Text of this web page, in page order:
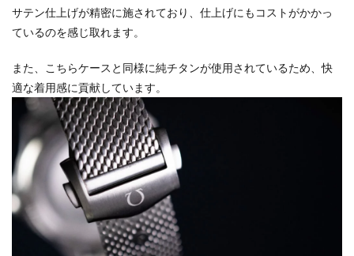
サテン仕上げが精密に施されており、仕上げにもコストがかかっ
ているのを感じ取れます。
また、こちらケースと同様に純チタンが使用されているため、快
適な着用感に貢献しています。